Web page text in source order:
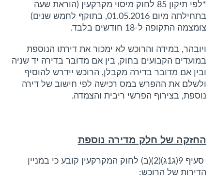
*לפי תיקון 85 לחוק מיסוי מקרקעין (הוראת שעה
בתחילתה מיום 01.05.2016, בתוקף לחמש שנים)
צומצמה התקופה ל-18 חודשים בלבד.
ויובהר, במידה והרוכש לא ימכור את דירתו הנוספת
במועדים הקבועים בחוק, בין אם מדובר בדירה יד שניה
ובין אם מדובר בדירה מקבלן, הרוכש יידרש להוסיף
ולשלם את ההפרש במס רכישה לפי חישוב של דירה
נוספת, בצירוף הפרשי ריבית והצמדה.
החזקה של חלק מדירה נוספת
סעיף 9(ג1ג)(2)(ב) לחוק המקרקעין קובע כי במניין
הדירות של הרוכש: